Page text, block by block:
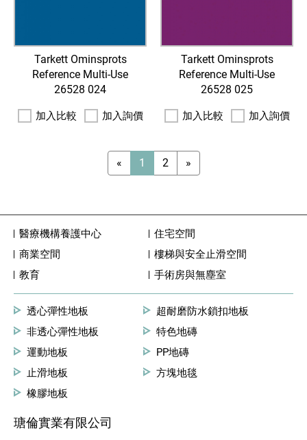
Tarkett Ominsprots
Reference Multi-Use
26528 024
加入比較 加入詢價
Tarkett Ominsprots
Reference Multi-Use
26528 025
加入比較 加入詢價
« 1 2 »
醫療機構養護中心
商業空間
教育
住宅空間
樓梯與安全止滑空間
手術房與無塵室
透心彈性地板
非透心彈性地板
運動地板
止滑地板
橡膠地板
超耐磨防水鎖扣地板
特色地磚
PP地磚
方塊地毯
瑭倫實業有限公司